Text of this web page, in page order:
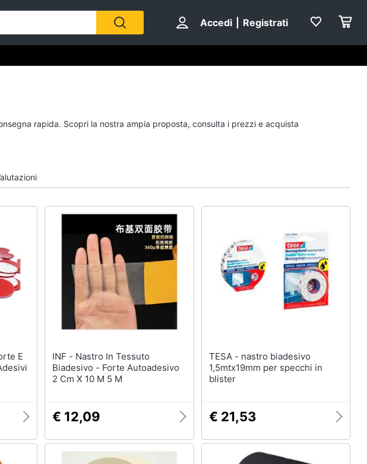
Accedi Registrati
rapida. Scopri la nostra ampia proposta, consulta i prezzi e acquista
INF - Nastro In Tessuto
Biadesivo - Forte Autoadesivo
2 Cm X 10 M 5 M
€ 12,09
TESA - nastro biadesivo
1,5mtx19mm per specchi in
blister
€ 21,53